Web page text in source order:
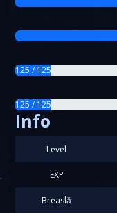
125 / 125
125 / 125
Info
Level
EXP
Breaslă